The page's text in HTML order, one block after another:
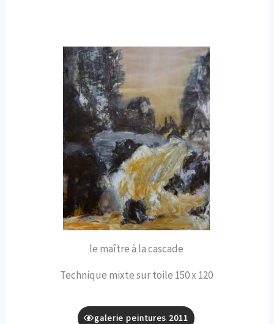
le maître à la cascade
Technique mixte sur toile 150 x 120
galerie peintures 2011